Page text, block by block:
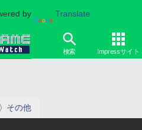
by Translate
検索 Impressサイト
その他